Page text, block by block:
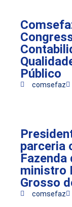
Público
comsefaz
parceria
ministro
Grosso
comsefaz